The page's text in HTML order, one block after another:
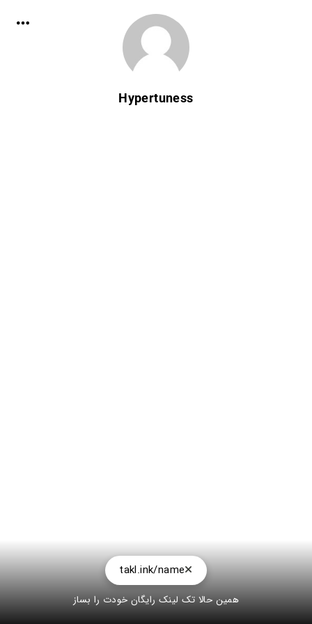
Hypertuness
takl.ink/name
همین حالا تک لینک رایگان خودت را بساز